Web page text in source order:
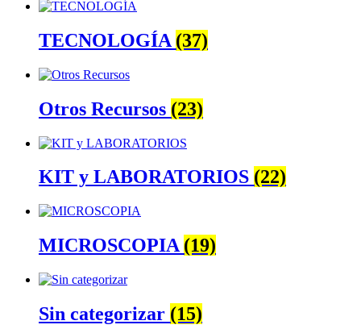
TECNOLOGÍA (37)
Otros Recursos (23)
KIT y LABORATORIOS (22)
MICROSCOPIA(19)
Sin categorizar (15)